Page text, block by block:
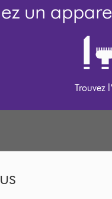
un
Trouvez